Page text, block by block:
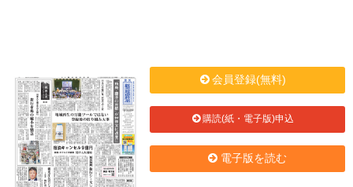
会員登録(無料)
購読(紙・電子版)申込
電子版を読む